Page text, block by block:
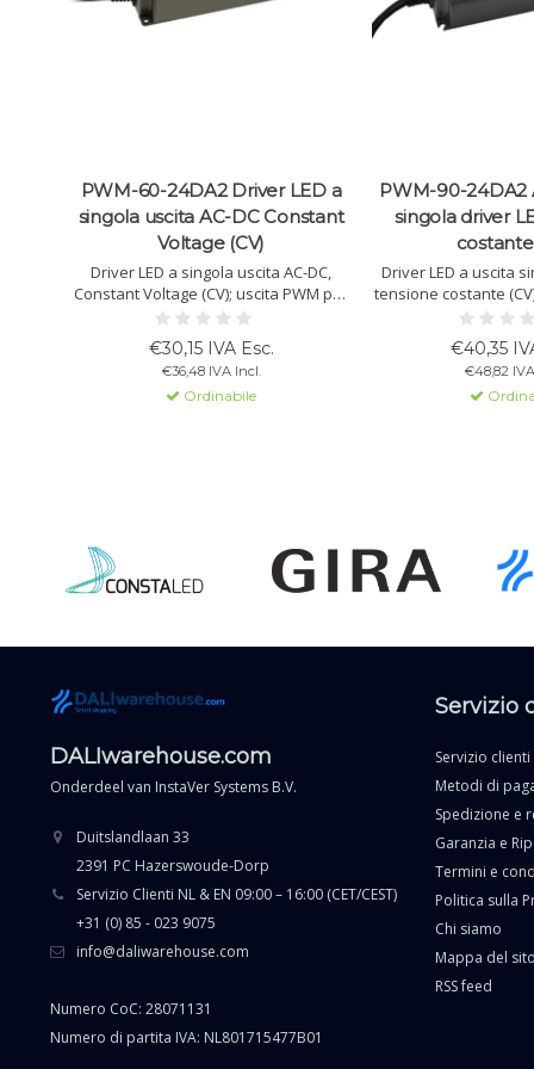
PWM-60-24DA2 Driver LED a
singola uscita AC-DC Constant
Voltage (CV)
Driver LED a singola uscita AC-DC,
Constant Voltage (CV); uscita PWM per
strisce LED; Uscita 24Vdc a 2.5A;
dimmerabile con DALI 2.0; custodia IP67.
€30,15 IVA Esc.
€36,48 IVA Incl.
Ordinabile
PWM-90-24DA2
singola driver
costante
Driver LED a uscita
tensione costante
strisce LED; uscita
potenza;
involucro
€40,35
€48,82
DALIwarehouse.com
Onderdeel van InstaVer Systems B.V.
Duitslandlaan 33
2391 PC Hazerswoude-Dorp
Servizio Clienti NL & EN 09:00 – 16:00 (CET/CEST)
+31 (0) 85 - 023 9075
info@daliwarehouse.com
Numero CoC: 28071131
Numero di partita IVA: NL801715477B01
Servizio
Servizio clienti
Metodi di
Spedizione e
Garanzia e
Termini e
Politica sulla
Chi siamo
Mappa del sito
RSS feed